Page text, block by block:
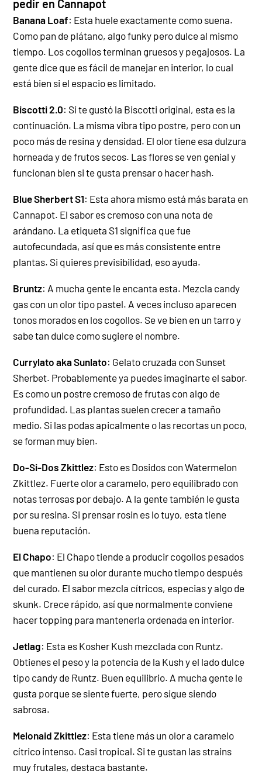
pedir en Cannapot
Banana Loaf: Esta huele exactamente como suena.
Como pan de plátano, algo funky pero dulce al mismo
tiempo. Los cogollos terminan gruesos y pegajosos. La
gente dice que es fácil de manejar en interior, lo cual
está bien si el espacio es limitado.
Biscotti 2.0: Si te gustó la Biscotti original, esta es la
continuación. La misma vibra tipo postre, pero con un
poco más de resina y densidad. El olor tiene esa dulzura
horneada y de frutos secos. Las flores se ven genial y
funcionan bien si te gusta prensar o hacer hash.
Blue Sherbert S1: Esta ahora mismo está más barata en
Cannapot. El sabor es cremoso con una nota de
arándano. La etiqueta S1 significa que fue
autofecundada, así que es más consistente entre
plantas. Si quieres previsibilidad, eso ayuda.
Bruntz: A mucha gente le encanta esta. Mezcla candy
gas con un olor tipo pastel. A veces incluso aparecen
tonos morados en los cogollos. Se ve bien en un tarro y
sabe tan dulce como sugiere el nombre.
Currylato aka Sunlato: Gelato cruzada con Sunset
Sherbet. Probablemente ya puedes imaginarte el sabor.
Es como un postre cremoso de frutas con algo de
profundidad. Las plantas suelen crecer a tamaño
medio. Si las podas apicalmente o las recortas un poco,
se forman muy bien.
Do-Si-Dos Zkittlez: Esto es Dosidos con Watermelon
Zkittlez. Fuerte olor a caramelo, pero equilibrado con
notas terrosas por debajo. A la gente también le gusta
por su resina. Si prensar rosin es lo tuyo, esta tiene
buena reputación.
El Chapo: El Chapo tiende a producir cogollos pesados
que mantienen su olor durante mucho tiempo después
del curado. El sabor mezcla cítricos, especias y algo de
skunk. Crece rápido, así que normalmente conviene
hacer topping para mantenerla ordenada en interior.
Jetlag: Esta es Kosher Kush mezclada con Runtz.
Obtienes el peso y la potencia de la Kush y el lado dulce
tipo candy de Runtz. Buen equilibrio. A mucha gente le
gusta porque se siente fuerte, pero sigue siendo
sabrosa.
Melonaid Zkittlez: Esta tiene más un olor a caramelo
cítrico intenso. Casi tropical. Si te gustan las strains
muy frutales, destaca bastante.